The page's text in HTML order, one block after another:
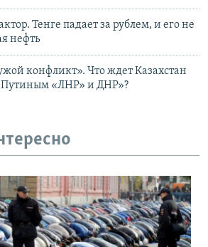
Тенге падает за рублем, и его не
нефть
конфликт». Что ждет Казахстан
«ЛНР» и ДНР»?